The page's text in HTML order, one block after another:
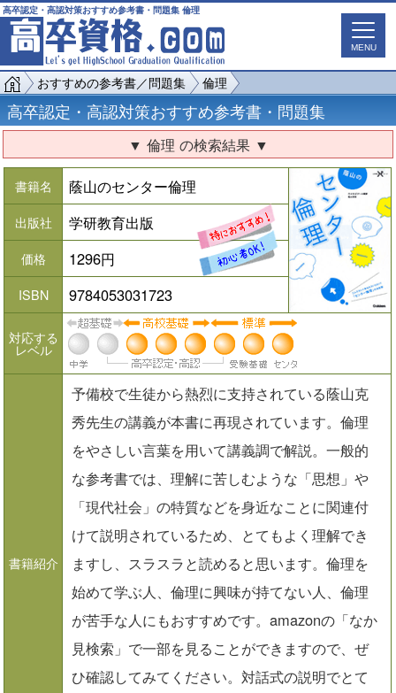
高卒認定・高認対策おすすめ参考書・問題集 倫理
MENU
おすすめの参考書／問題集 倫理
高卒認定・高認対策おすすめ参考書・問題集
▼ 倫理 の検索結果 ▼
書籍名 蔭山のセンター倫理
出版社 学研教育出版
価格 1296円
ISBN 9784053031723
対応する
レベル
書籍紹介
予備校で生徒から熱烈に支持されている蔭山克
秀先生の講義が本書に再現されています。倫理
をやさしい言葉を用いて講義調で解説。一般的
な参考書では、理解に苦しむような「思想」や
「現代社会」の特質などを身近なことに関連付
けて説明されているため、とてもよく理解でき
ますし、スラスラと読めると思います。倫理を
始めて学ぶ人、倫理に興味が持てない人、倫理
が苦手な人にもおすすめです。amazonの「なか
見検索」で一部を見ることができますので、ぜ
ひ確認してみてください。対話式の説明でとて